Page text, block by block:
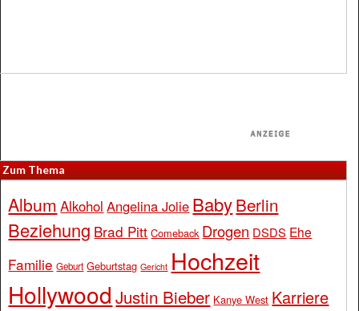
Zum Thema
Album Alkohol Angelina Jolie BabyBerlin
Beziehung Brad Pitt Comeback Drogen DSDS Ehe
Familie Geburt Geburtstag Gericht Hochzeit
Hollywood Justin Bieber Kanye West Karriere